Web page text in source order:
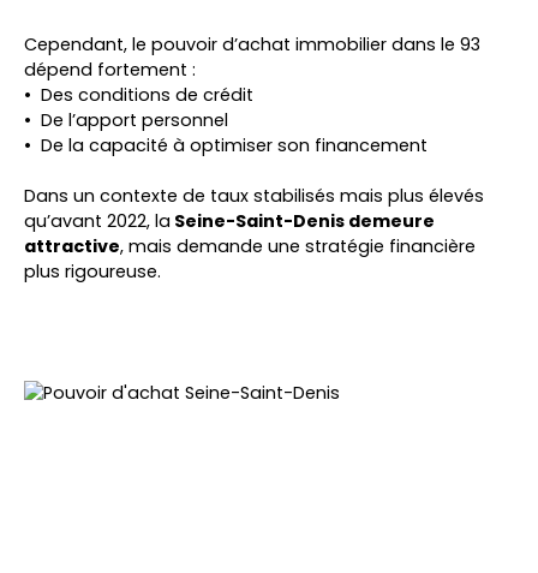
Cependant, le pouvoir d’achat immobilier dans le 93
dépend fortement :
Des conditions de crédit
De l’apport personnel
De la capacité à optimiser son financement
Dans un contexte de taux stabilisés mais plus élevés
qu’avant 2022, la Seine-Saint-Denis demeure
attractive, mais demande une stratégie financière
plus rigoureuse.